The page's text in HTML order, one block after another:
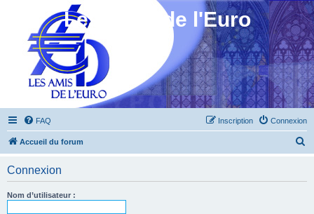
Les Amis de l'Euro
FAQ Connexion
Inscription
Accueil du forum
Connexion
Nom d’utilisateur :